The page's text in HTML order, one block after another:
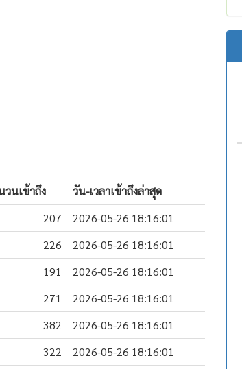
วนเข้าถึง
วัน-เวลาเข้าถึงล่าสุด
207
2026-05-26 18:16:01
226
2026-05-26 18:16:01
191
2026-05-26 18:16:01
271
2026-05-26 18:16:01
382
2026-05-26 18:16:01
322
2026-05-26 18:16:01